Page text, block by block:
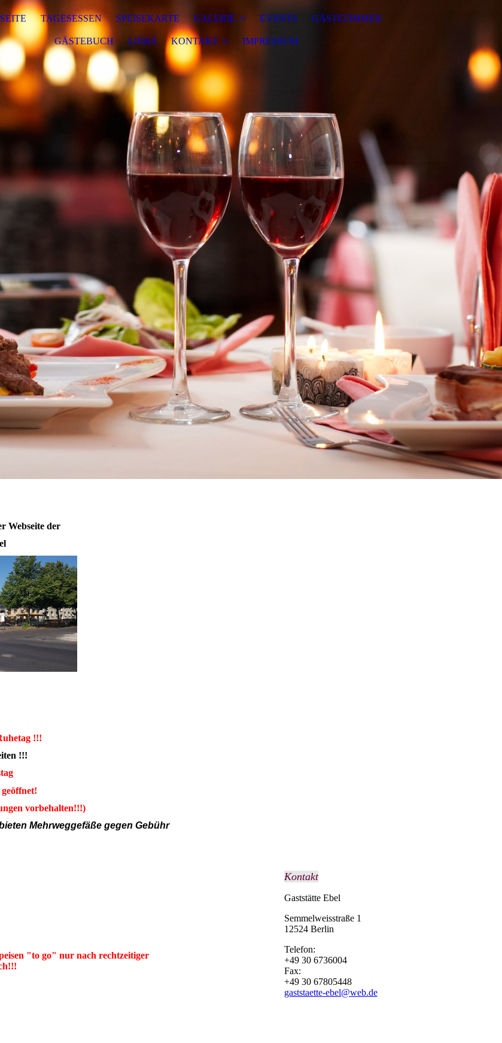
TAGESESSEN SPEISEKARTE GALERIE EVENTS GÄSTEZIMMER
GÄSTEBUCH LINKS KONTAKT IMPRESSUM
Webseite der
!!!
!!!
et!
vorbehalten!!!)
Mehrweggefäße gegen Gebühr
"to go" nur nach rechtzeitiger
Kontakt
Gaststätte Ebel
Semmelweisstraße 1
12524 Berlin
Telefon:
+49 30 6736004
Fax:
+49 30 67805448
gaststaette-ebel@web.de